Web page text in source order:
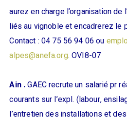
aurez en charge l’organisation
liés au vignoble et encadrerez le
Contact : 04 75 56 94 06 ou
alpes@anefa.org. OVI8-07
Ain .GAEC recrute un salarié pr
courants sur l’expl. (labour,
l’entretien des installations et